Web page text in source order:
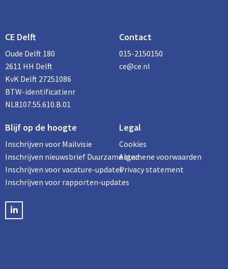
CE Delft
Oude Delft 180
2611 HH Delft
KvK Delft 27251086
BTW-identificatienr
NL8107.55.610.B.01
Contact
015-2150150
ce@ce.nl
Blijf op de hoogte
Inschrijven voor Mailvisie
Inschrijven nieuwsbrief Duurzame stad
Inschrijven voor vacature-updates
Inschrijven voor rapporten-updates
LinkedIN
Legal
Cookies
Algemene voorwaarden
Privacy statement